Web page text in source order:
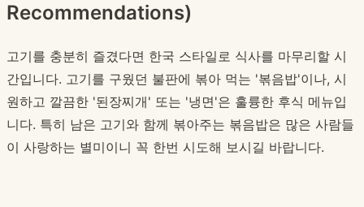
Recommendations)
고기를 충분히 즐겼다면 한국 스타일로 식사를 마무리할 시
간입니다. 고기를 구웠던 불판에 볶아 먹는 '볶음밥'이나, 시
원하고 깔끔한 '된장찌개' 또는 '냉면'은 훌륭한 후식 메뉴입
니다. 특히 남은 고기와 함께 볶아주는 볶음밥은 많은 사람들
이 사랑하는 별미이니 꼭 한번 시도해 보시길 바랍니다.